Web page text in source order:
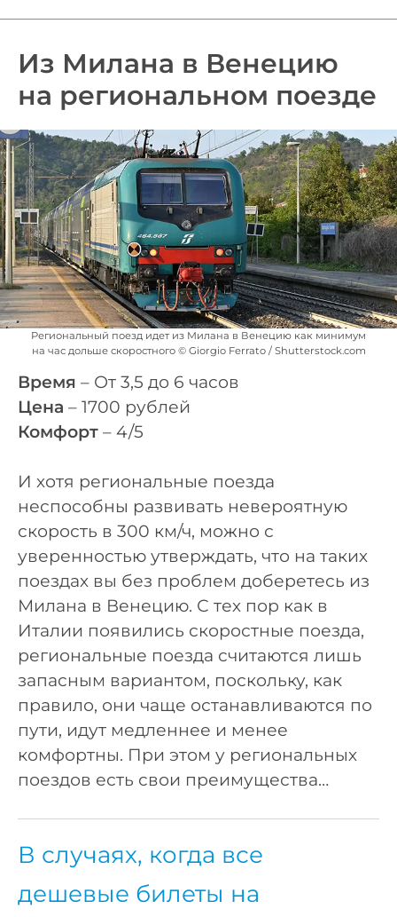
Из Милана в Венецию
на региональном поезде
Региональный поезд идет из Милана в Венецию как минимум
на час дольше скоростного © Giorgio Ferrato / Shutterstock.com
Время – От 3,5 до 6 часов
Цена – 1700 рублей
Комфорт – 4/5
И хотя региональные поезда
неспособны развивать невероятную
скорость в 300 км/ч, можно с
уверенностью утверждать, что на таких
поездах вы без проблем доберетесь из
Милана в Венецию. С тех пор как в
Италии появились скоростные поезда,
региональные поезда считаются лишь
запасным вариантом, поскольку, как
правило, они чаще останавливаются по
пути, идут медленнее и менее
комфортны. При этом у региональных
поездов есть свои преимущества…
В случаях, когда все
дешевые билеты на